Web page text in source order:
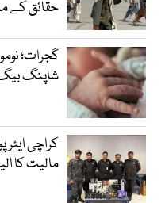
حقائق کے
گجرات؛
شاپنگ بیگ
کراچی
مالیت کا